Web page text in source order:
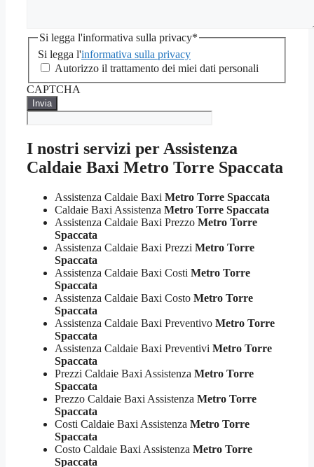
Si legga l'informativa sulla privacy*
Si legga l'informativa sulla privacy
Autorizzo il trattamento dei miei dati personali
CAPTCHA
I nostri servizi per Assistenza
Caldaie Baxi Metro Torre Spaccata
Assistenza Caldaie Baxi Metro Torre Spaccata
Caldaie Baxi Assistenza Metro Torre Spaccata
Assistenza Caldaie Baxi Prezzo Metro Torre
Spaccata
Assistenza Caldaie Baxi Prezzi Metro Torre
Spaccata
Assistenza Caldaie Baxi Costi Metro Torre
Spaccata
Assistenza Caldaie Baxi Costo Metro Torre
Spaccata
Assistenza Caldaie Baxi Preventivo Metro Torre
Spaccata
Assistenza Caldaie Baxi Preventivi Metro Torre
Spaccata
Prezzi Caldaie Baxi Assistenza Metro Torre
Spaccata
Prezzo Caldaie Baxi Assistenza Metro Torre
Spaccata
Costi Caldaie Baxi Assistenza Metro Torre
Spaccata
Costo Caldaie Baxi Assistenza Metro Torre
Spaccata